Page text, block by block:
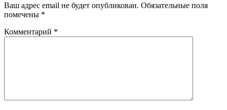
Ваш адрес email не будет опубликован. Обязательные поля
помечены *
Комментарий *